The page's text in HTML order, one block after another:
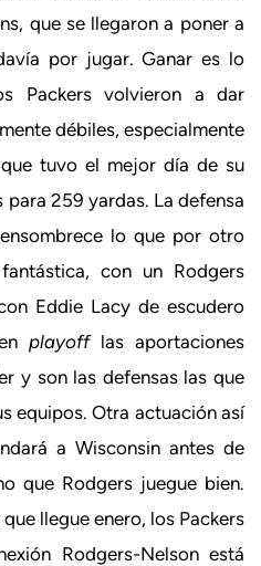
que se llegaron a poner a
por jugar. Ganar es lo
Packers volvieron a dar
débiles, especialmente
tuvo el mejor día de su
para 259 yardas. La defensa
lo que por otro
con un Rodgers
Eddie Lacy de escudero
playofflas aportaciones
y son las defensas las que
equipos. Otra actuación así
a Wisconsin antes de
que Rodgers juegue bien.
llegue enero, los Packers
Rodgers-Nelson está